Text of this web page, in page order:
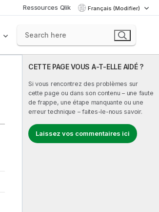
Ressources Qlik Français (Modifier)
CETTE PAGE VOUS A-T-ELLE AIDÉ ?
Si vous rencontrez des problèmes sur
cette page ou dans son contenu – une faute
de frappe, une étape manquante ou une
erreur technique – faites-le-nous savoir.
Laissez vos commentaires ici